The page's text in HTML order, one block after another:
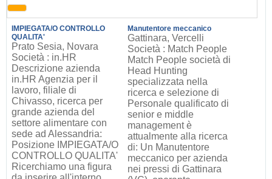
IMPIEGATA/O CONTROLLO
QUALITA'
Prato Sesia, Novara
Società : in.HR
Descrizione azienda
in.HR Agenzia per il
lavoro, filiale di
Chivasso, ricerca per
grande azienda del
settore alimentare con
sede ad Alessandria:
Posizione IMPIEGATA/O
CONTROLLO QUALITA'
Ricerchiamo una figura
Manutentore meccanico
Gattinara, Vercelli
Società : Match People
Match People società di
Head Hunting
specializzata nella
ricerca e selezione di
Personale qualificato di
senior e middle
management è
attualmente alla ricerca
di: Un Manutentore
meccanico per azienda
nei pressi di Gattinara